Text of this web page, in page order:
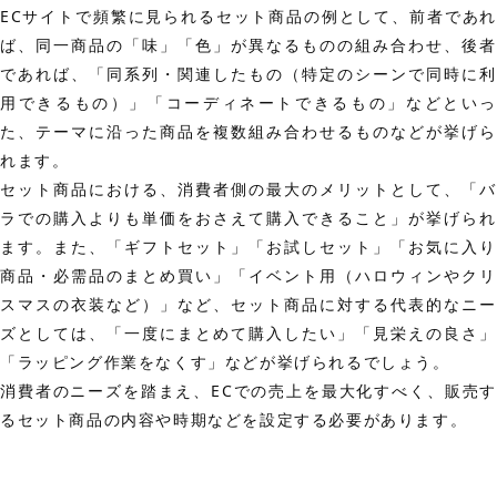
ECサイトで頻繁に見られるセット商品の例として、前者であれ
ば、同一商品の「味」「色」が異なるものの組み合わせ、後者
であれば、「同系列・関連したもの（特定のシーンで同時に利
用できるもの）」「コーディネートできるもの」などといっ
た、テーマに沿った商品を複数組み合わせるものなどが挙げら
れます。
セット商品における、消費者側の最大のメリットとして、
「バ
ラでの購入よりも単価をおさえて購入できること」が挙げられ
ます。また、「ギフトセット」「お試しセット」「お気に入り
商品・必需品のまとめ買い」「イベント用（ハロウィンやクリ
スマスの衣装など）」など、セット商品に対する代表的なニー
ズとしては、
「一度にまとめて購入したい」「見栄えの良さ」
「ラッピング作業をなくす」 などが挙げられるでしょう。
消費者のニーズを踏まえ、ECでの売上を最大化すべく、販売す
るセット商品の内容や時期などを設定する必要があります。